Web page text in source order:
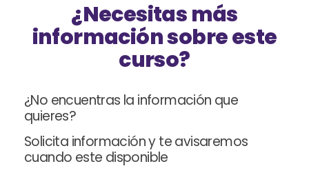
¿Necesitas más
información sobre este
curso?
¿No encuentras la información que
quieres?
Solicita información y te avisaremos
cuando este disponible